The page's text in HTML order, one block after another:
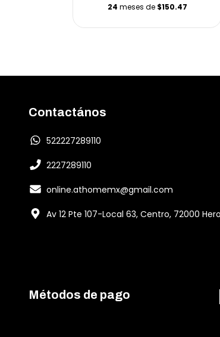
24 meses de $150.47
Contactános
522227289110
2227289110
online.athomemx@gmail.com
Av 12 Pte 107-Local 63, Centro, 72000
Métodos de pago